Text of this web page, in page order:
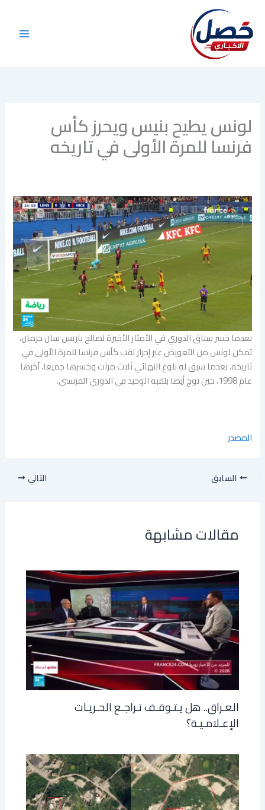
المحتوى
لونس يطيح بنيس ويحرز كأس
فرنسا للمرة الأولى في تاريخه
بعدما خسر سباق الدوري في الأمتار الأخيرة لصالح باريس سان جرمان،
تمكن لونس من التعويض عبر إحراز لقب كأس فرنسا للمرة الأولى في
تاريخه، بعدما سبق له بلوغ النهائي ثلاث مرات وخسرها جميعا، آخرها
عام 1998، حين توج أيضا بلقبه الوحيد في الدوري الفرنسي.
المصدر
السابق التالي
مقالات مشابهة
العـراق.. هل يـتـوقـف تـراجـع الحـريـات
الإعـلامـيـة؟